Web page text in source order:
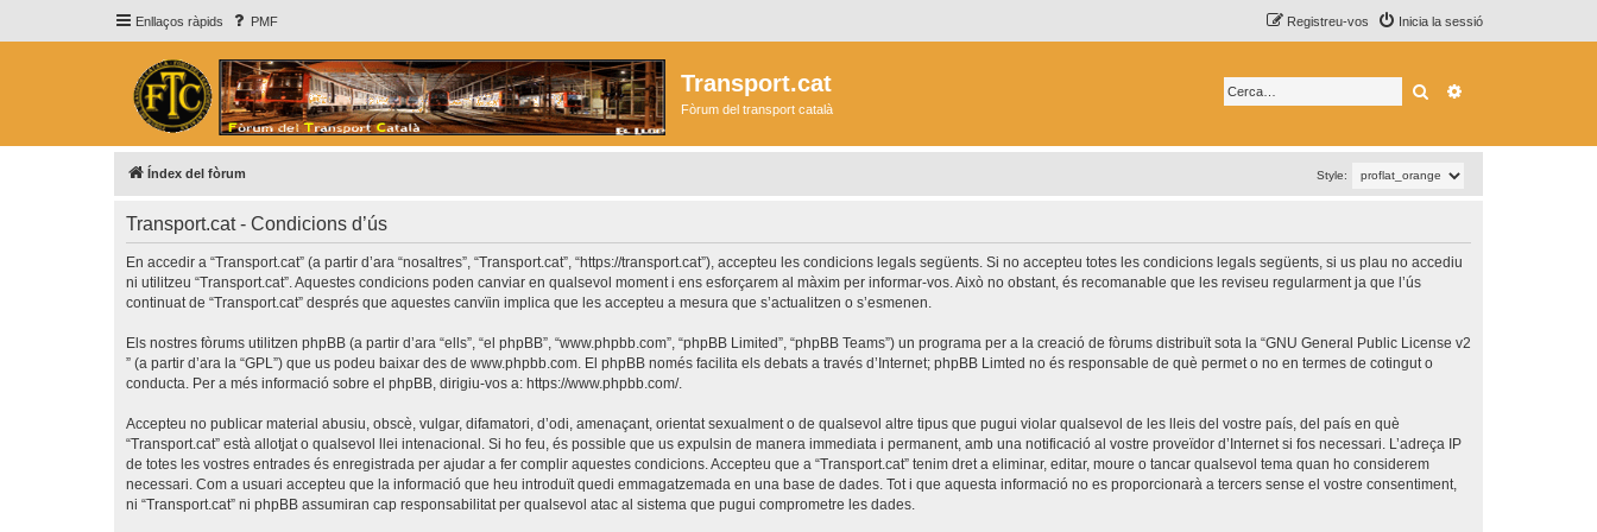
Enllaços ràpids PMF Inicia la sessió
Registreu-vos
Transport.cat
Fòrum del transport català
Cerca
Índex del fòrum Style:
Transport.cat - Condicions d’ús
En accedir a “Transport.cat” (a partir d’ara “nosaltres”, “Transport.cat”, “https://transport.cat”), accepteu les condicions legals següents. Si no accepteu totes les condicions legals següents, si us plau no accediu
ni utilitzeu “Transport.cat”. Aquestes condicions poden canviar en qualsevol moment i ens esforçarem al màxim per informar-vos. Això no obstant, és recomanable que les reviseu regularment ja que l’ús
continuat de “Transport.cat” després que aquestes canvïin implica que les accepteu a mesura que s’actualitzen o s’esmenen.
Els nostres fòrums utilitzen phpBB (a partir d’ara “ells”, “el phpBB”, “www.phpbb.com”, “phpBB Limited”, “phpBB Teams”) un programa per a la creació de fòrums distribuït sota la “GNU General Public License v2
” (a partir d’ara la “GPL”) que us podeu baixar des de www.phpbb.com . El phpBB només facilita els debats a través d’Internet; phpBB Limted no és responsable de què permet o no en termes de cotingut o
conducta. Per a més informació sobre el phpBB, dirigiu-vos a: https://www.phpbb.com/.
Accepteu no publicar material abusiu, obscè, vulgar, difamatori, d’odi, amenaçant, orientat sexualment o de qualsevol altre tipus que pugui violar qualsevol de les lleis del vostre país, del país en què
“Transport.cat” està allotjat o qualsevol llei intenacional. Si ho feu, és possible que us expulsin de manera immediata i permanent, amb una notificació al vostre proveïdor d’Internet si fos necessari. L’adreça IP
de totes les vostres entrades és enregistrada per ajudar a fer complir aquestes condicions. Accepteu que a “Transport.cat” tenim dret a eliminar, editar, moure o tancar qualsevol tema quan ho considerem
necessari. Com a usuari accepteu que la informació que heu introduït quedi emmagatzemada en una base de dades. Tot i que aquesta informació no es proporcionarà a tercers sense el vostre consentiment,
ni “Transport.cat” ni phpBB assumiran cap responsabilitat per qualsevol atac al sistema que pugui comprometre les dades.